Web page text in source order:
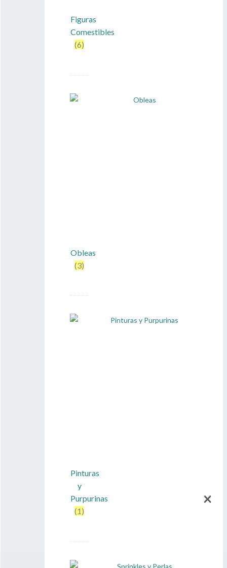
Figuras
Comestibles
(6)
Obleas
(3)
Pinturas
y
Purpurinas
(1)
×